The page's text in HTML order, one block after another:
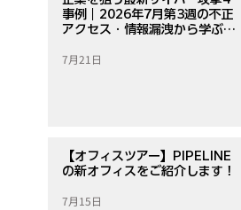
事例｜2026年7月第3週の不正
アクセス・情報漏洩から学ぶ対
7月21日
【オフィスツアー】PIPELINE
の新オフィスをご紹介します！
7月15日